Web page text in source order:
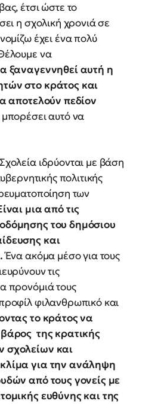
έτσι ώστε το
η σχολική χρονιά σε
έχει ένα πολύ
να
ξαναγεννηθεί αυτή η
στο κράτος και
αποτελούν πεδίον
μπορέσει αυτό να
ιδρύονται με βάση
πολιτικής
των
μια από τις
του δημόσιου
και
Ένα ακόμα μέσο για τους
τις
προνόμιά τους
φιλανθρωπικό και
το κράτος να
της κρατικής
σχολείων και
για την ανάληψη
από τους γονείς με
ευθύνης και της